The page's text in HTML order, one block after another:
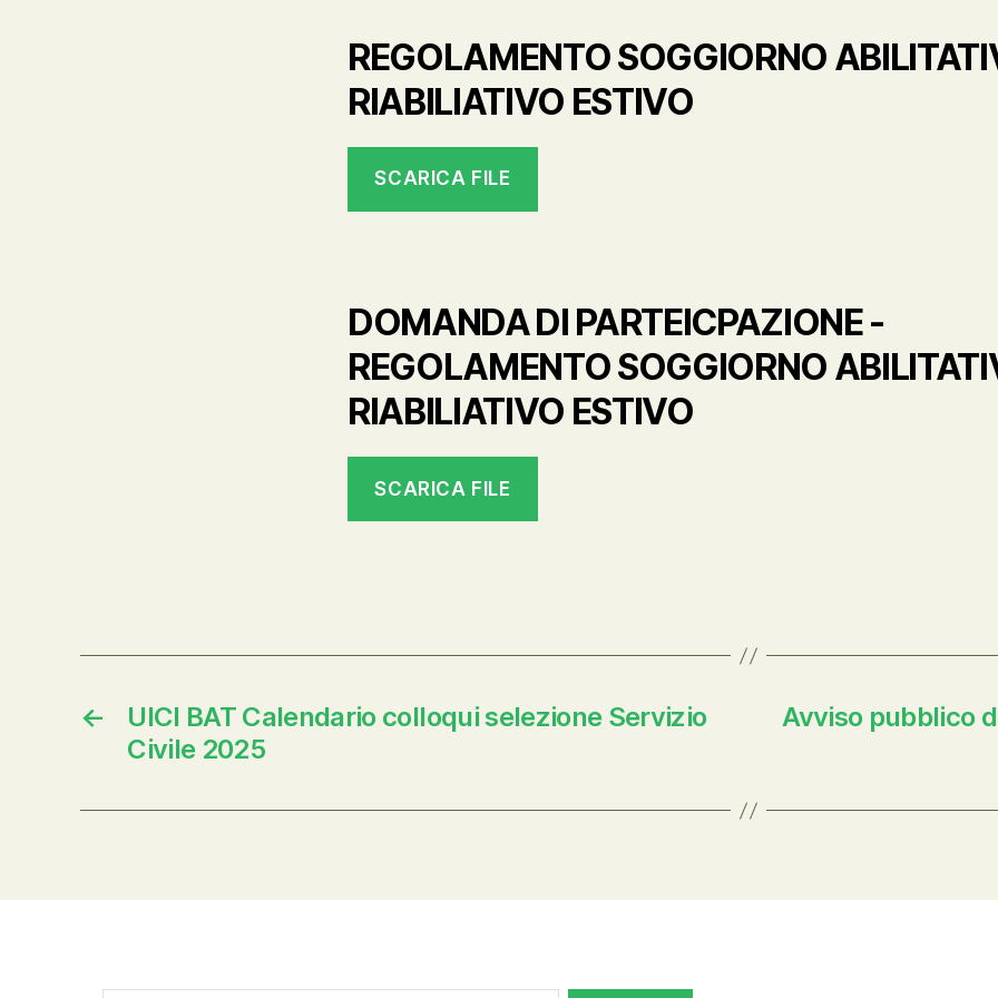
REGOLAMENTO SOGGIORNO
RIABILIATIVO ESTIVO
SCARICA FILE
DOMANDA DI PARTEICPAZIONE -
REGOLAMENTO SOGGIORNO
RIABILIATIVO ESTIVO
SCARICA FILE
←
UICI BAT Calendario colloqui selezione Servizio
Civile 2025
Avviso pubblico